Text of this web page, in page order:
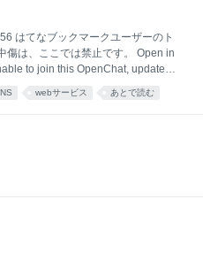
はてなブックマークユーザーのト
傷は、ここでは禁止です。 Open in
to join this OpenChat, update
again.
webサービス あとで読む